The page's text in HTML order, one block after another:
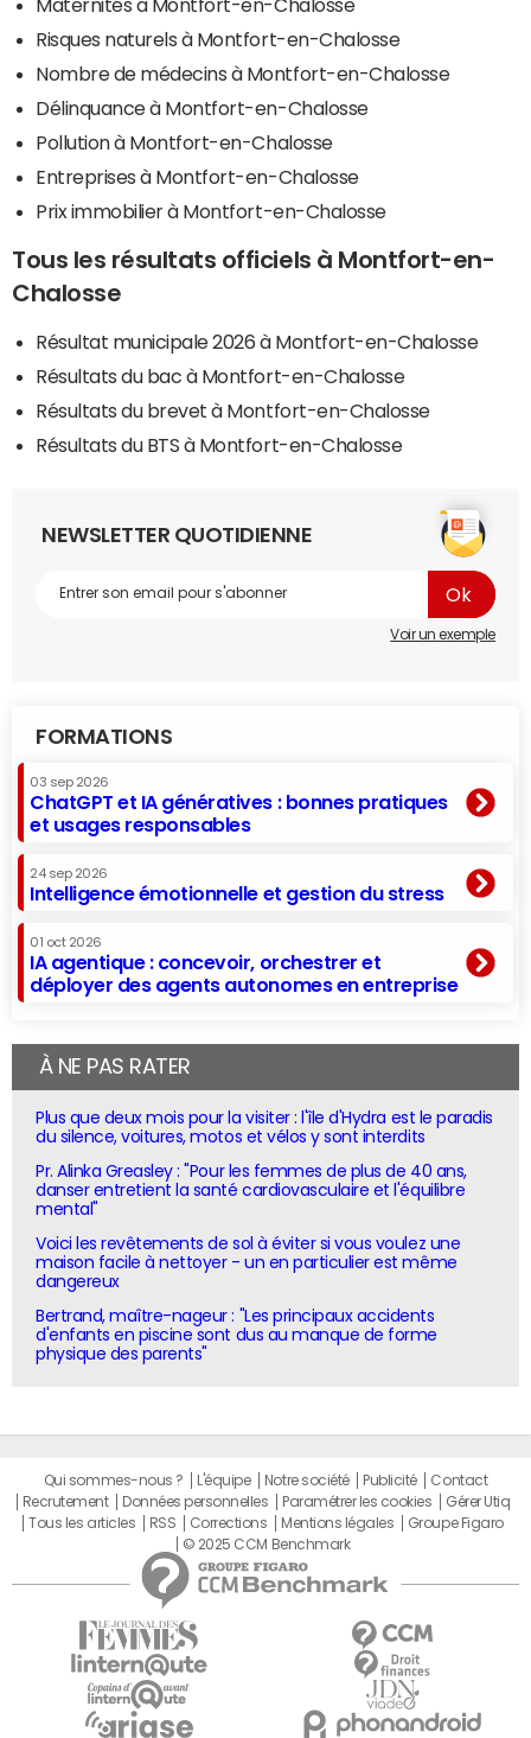
Maternités à Montfort-en-Chalosse
Risques naturels à Montfort-en-Chalosse
Nombre de médecins à Montfort-en-Chalosse
Délinquance à Montfort-en-Chalosse
Pollution à Montfort-en-Chalosse
Entreprises à Montfort-en-Chalosse
Prix immobilier à Montfort-en-Chalosse
Tous les résultats officiels à Montfort-en-
Chalosse
Résultat municipale 2026 à Montfort-en-Chalosse
Résultats du bac à Montfort-en-Chalosse
Résultats du brevet à Montfort-en-Chalosse
Résultats du BTS à Montfort-en-Chalosse
NEWSLETTER QUOTIDIENNE
Voir un exemple
FORMATIONS
03 sep 2026
ChatGPT et IA génératives : bonnes pratiques
et usages responsables
24 sep 2026
Intelligence émotionnelle et gestion du stress
01 oct 2026
IA agentique : concevoir, orchestrer et
déployer des agents autonomes en entreprise
À NE PAS RATER
Plus que deux mois pour la visiter : l'île d'Hydra est le paradis
du silence, voitures, motos et vélos y sont interdits
Pr. Alinka Greasley : "Pour les femmes de plus de 40 ans,
danser entretient la santé cardiovasculaire et l'équilibre
mental"
Voici les revêtements de sol à éviter si vous voulez une
maison facile à nettoyer - un en particulier est même
dangereux
Bertrand, maître-nageur : "Les principaux accidents
d'enfants en piscine sont dus au manque de forme
physique des parents"
Qui sommes-nous ? L'équipe Notre société Publicité
Contact
Recrutement
Données personnelles Paramétrer les cookies
Gérer Utiq
Tous les articles
RSS Corrections Mentions légales
Groupe Figaro
© 2025 CCM Benchmark